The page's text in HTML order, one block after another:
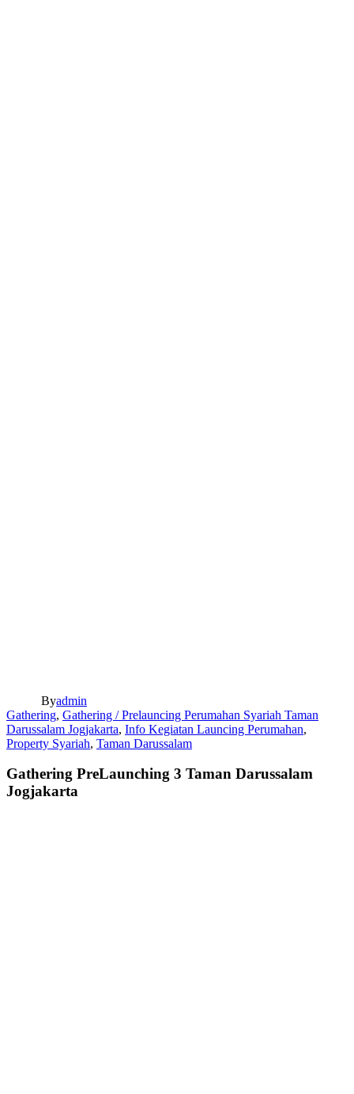
Byadmin
Gathering, Gathering / Prelauncing Perumahan Syariah Taman
Darussalam Jogjakarta, Info Kegiatan Launcing Perumahan,
Property Syariah, Taman Darussalam
Gathering PreLaunching 3 Taman Darussalam
Jogjakarta